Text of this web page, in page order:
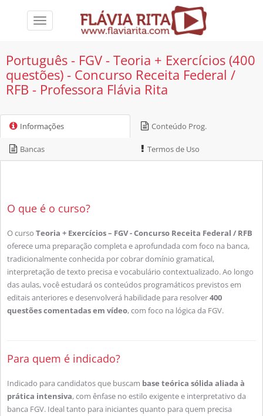
Toggle
Português - FGV - Teoria + Exercícios (400
questões) - Concurso Receita Federal /
RFB - Professora Flávia Rita
Informações Conteúdo Prog.
Bancas Termos de Uso
O que é o curso?
O curso Teoria + Exercícios – FGV - Concurso Receita Federal / RFB
oferece uma preparação completa e aprofundada com foco na banca,
tradicionalmente conhecida por cobrar domínio gramatical,
interpretação de texto precisa e vocabulário contextualizado. Ao longo
das aulas, você estudará os conteúdos programáticos previstos em
editais anteriores e desenvolverá habilidade para resolver400
questões comentadas em vídeo, com foco na lógica da FGV.
Para quem é indicado?
Indicado para candidatos que buscam base teórica sólida aliada à
prática intensiva, com ênfase no estilo exigente e interpretativo da
banca FGV. Ideal tanto para iniciantes quanto para quem precisa